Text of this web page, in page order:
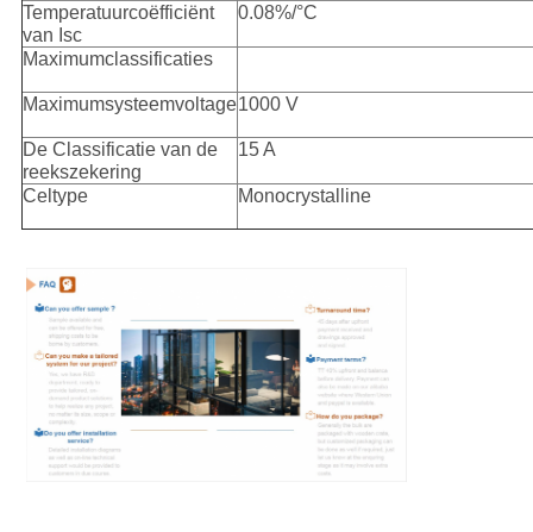
Temperatuurcoëfficiënt
van Isc
0.08%/°C
Maximumclassificaties
Maximumsysteemvoltage1000 V
De Classificatie van de
reekszekering
15 A
Celtype Monocrystalline